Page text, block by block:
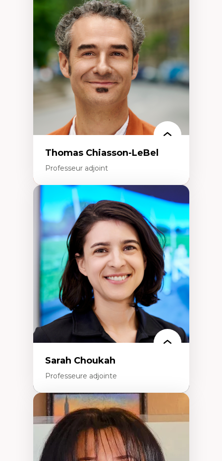
Économie circulaire
Modèles d’affaires durables
Histoire des faits économiques
Gestion durable des ressources naturelles
Écologie industrielle
Aménagement durable du territoire
Développement régional
Coopératives
Télétravail en milieu rural francophone
Transition socio-écologique
Thomas Chiasson-LeBel
Professeur adjoint
Expertises
Théories du développement
Économie politique comparée
Élites économiques
Sociologie économique
Extractivisme
Classes sociales
Mouvements sociaux
Théories de l’État
Sarah Choukah
Professeure adjointe
Expertises
Démocratisation des nouvelles
technologies et biotechnologies
Données ouvertes
Bioart, programmation et électronique